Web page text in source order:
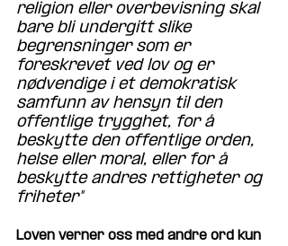
religion eller overbevisning skal
bare bli undergitt slike
begrensninger som er
foreskrevet ved lov og er
nødvendige i et demokratisk
samfunn av hensyn til den
offentlige trygghet, for å
beskytte den offentlige orden,
helse eller moral, eller for å
beskytte andres rettigheter og
friheter"
Loven verner oss med andre ord kun